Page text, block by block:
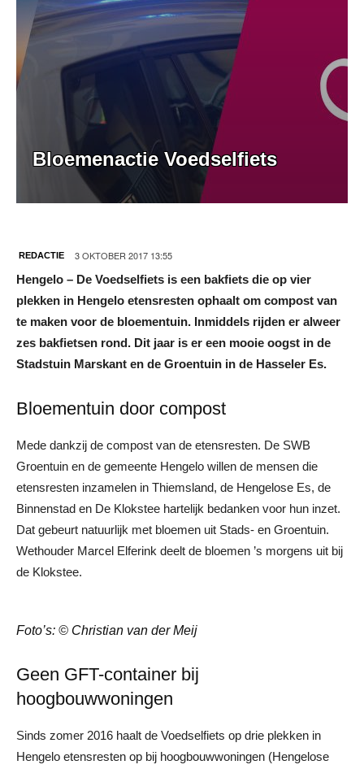
Bloemenactie Voedselfiets
REDACTIE 3 OKTOBER 2017 13:55
Hengelo – De Voedselfiets is een bakfiets die op vier
plekken in Hengelo etensresten ophaalt om compost van
te maken voor de bloementuin. Inmiddels rijden er alweer
zes bakfietsen rond. Dit jaar is er een mooie oogst in de
Stadstuin Marskant en de Groentuin in de Hasseler Es.
Bloementuin door compost
Mede dankzij de compost van de etensresten. De SWB
Groentuin en de gemeente Hengelo willen de mensen die
etensresten inzamelen in Thiemsland, de Hengelose Es, de
Binnenstad en De Klokstee hartelijk bedanken voor hun inzet.
Dat gebeurt natuurlijk met bloemen uit Stads- en Groentuin.
Wethouder Marcel Elferink deelt de bloemen ’s morgens uit bij
de Klokstee.
Foto’s: © Christian van der Meij
Geen GFT-container bij
hoogbouwwoningen
Sinds zomer 2016 haalt de Voedselfiets op drie plekken in
Hengelo etensresten op bij hoogbouwwoningen (Hengelose